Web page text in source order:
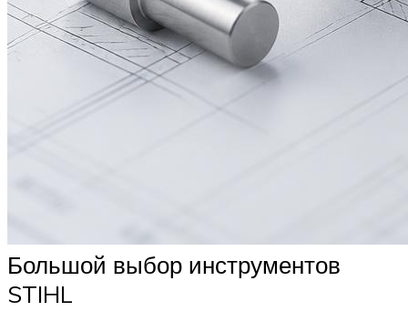
Большой выбор инструментов
STIHL